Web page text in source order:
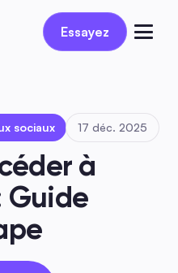
Essayez
Essayez
sociaux 17 déc. 2025
à
Guide